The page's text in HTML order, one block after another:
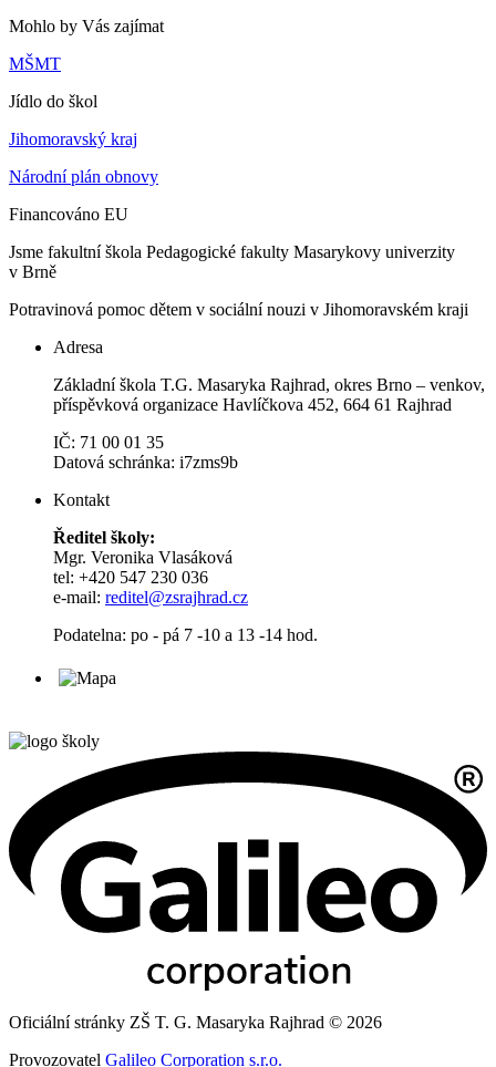
Mohlo by Vás zajímat
MŠMT
Jídlo do škol
Jihomoravský kraj
Národní plán obnovy
Financováno EU
Jsme fakultní škola Pedagogické fakulty Masarykovy univerzity
v Brně
Potravinová pomoc dětem v sociální nouzi v Jihomoravském kraji
Adresa
Základní škola T.G. Masaryka Rajhrad, okres Brno – venkov,
příspěvková organizace Havlíčkova 452, 664 61 Rajhrad
IČ: 71 00 01 35
Datová schránka: i7zms9b
Kontakt
Ředitel školy:
Mgr. Veronika Vlasáková
tel: +420 547 230 036
e-mail: reditel@zsrajhrad.cz
Podatelna: po - pá 7 -10 a 13 -14 hod.
Oficiální stránky ZŠ T. G. Masaryka Rajhrad © 2026
Provozovatel Galileo Corporation s.r.o.